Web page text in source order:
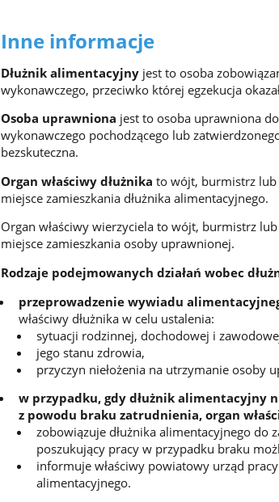
Inne informacje
Dłużnik alimentacyjny jest to osoba
wykonawczego, przeciwko której egzekucja
Osoba uprawniona jest to osoba uprawniona
wykonawczego pochodzącego lub
bezskuteczna.
Organ właściwy dłużnika to wójt, burmistrz lub
miejsce zamieszkania dłużnika alimentacyjnego.
Organ właściwy wierzyciela to wójt, burmistrz
miejsce zamieszkania osoby uprawnionej.
Rodzaje podejmowanych działań wobec
przeprowadzenie wywiadu
właściwy dłużnika w celu ustalenia:
sytuacji rodzinnej, dochodowej i
jego stanu zdrowia,
przyczyn niełożenia na utrzymanie osoby
w przypadku, gdy dłużnik alimentacyjny
z powodu braku zatrudnienia, organ
zobowiązuje dłużnika alimentacyjnego do
poszukujący pracy w przypadku braku
informuje właściwy powiatowy urząd
alimentacyjnego.